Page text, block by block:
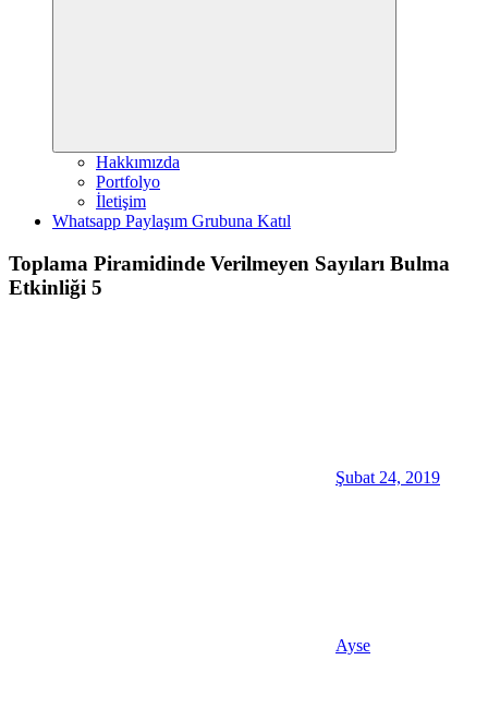
Hakkımızda
Portfolyo
İletişim
Whatsapp Paylaşım Grubuna Katıl
Toplama Piramidinde Verilmeyen Sayıları Bulma
Etkinliği 5
Şubat 24, 2019
Ayse